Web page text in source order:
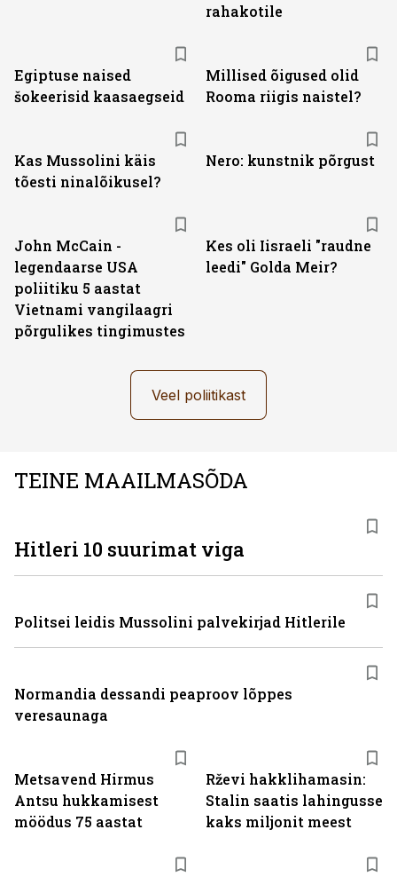
rahakotile
Egiptuse naised
šokeerisid kaasaegseid
Millised õigused olid
Rooma riigis naistel?
Kas Mussolini käis
tõesti ninalõikusel?
Nero: kunstnik põrgust
John McCain -
legendaarse USA
poliitiku 5 aastat
Vietnami vangilaagri
põrgulikes tingimustes
Kes oli Iisraeli "raudne
leedi" Golda Meir?
Veel poliitikast
TEINE MAAILMASÕDA
Metsavend Hirmus
Antsu hukkamisest
möödus 75 aastat
Rževi hakklihamasin:
Stalin saatis lahingusse
kaks miljonit meest
Hitleri 10 suurimat viga
Politsei leidis Mussolini palvekirjad Hitlerile
Normandia dessandi peaproov lõppes
veresaunaga